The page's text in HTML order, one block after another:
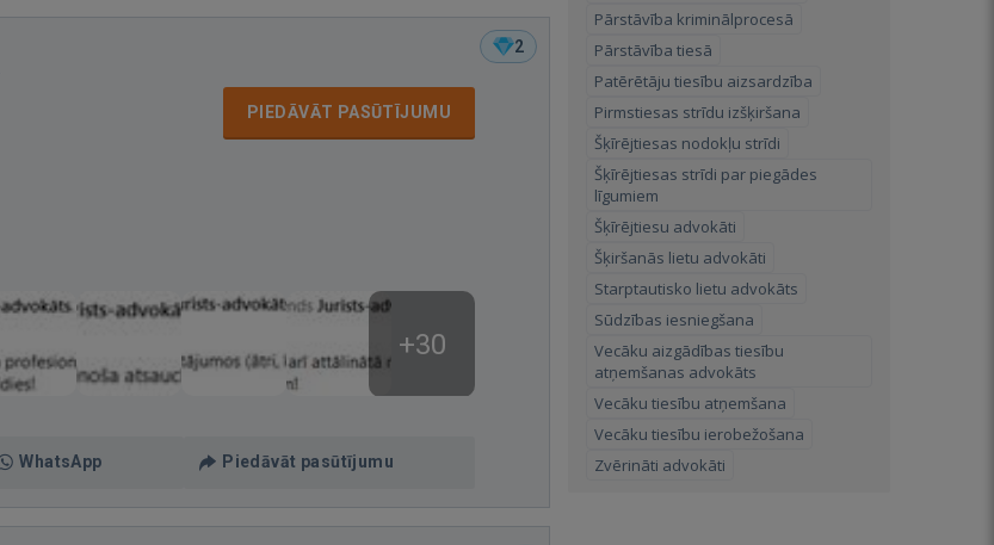
2
PIEDĀVĀT PASŪTĪJUMU
+30
WhatsApp Piedāvāt pasūtījumu
Pārstāvība kriminālprocesā
Pārstāvība tiesā
Patērētāju tiesību aizsardzība
Pirmstiesas strīdu izšķiršana
Šķīrējtiesas nodokļu strīdi
Šķīrējtiesas strīdi par piegādes
līgumiem
Šķīrējtiesu advokāti
Šķiršanās lietu advokāti
Starptautisko lietu advokāts
Sūdzības iesniegšana
Vecāku aizgādības tiesību
atņemšanas advokāts
Vecāku tiesību atņemšana
Vecāku tiesību ierobežošana
Zvērināti advokāti